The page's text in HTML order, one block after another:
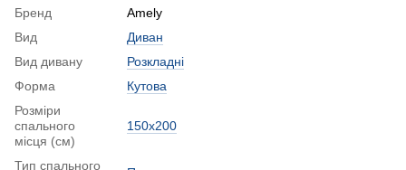
Бренд
Amely
Вид
Диван
Вид дивану
Розкладні
Форма
Кутова
Розміри
спального
місця (см)
150x200
Тип спального